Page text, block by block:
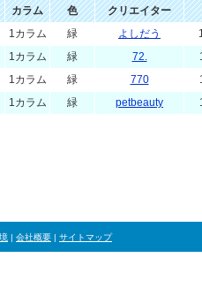
カラム 色
クリエイター
1カラム 緑 よしだう
1カラム 緑 72.
1カラム 緑 770
1カラム 緑 petbeauty
| 会社概要 | サイトマップ